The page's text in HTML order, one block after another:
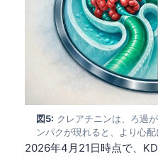
図5: クレアチニンは、ろ過
ンパクが現れると、より心
2026年4月21日時点で、